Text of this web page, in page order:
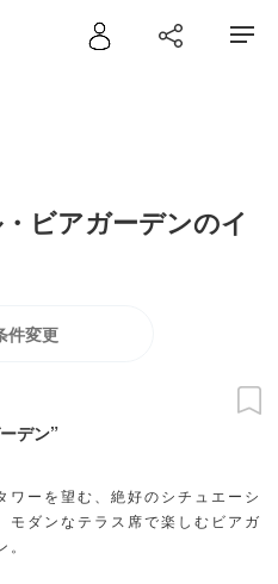
ビアガーデンのイ
件変更
デン”
ワーを望む、絶好のシチュエーシ
モダンなテラス席で楽しむビアガ